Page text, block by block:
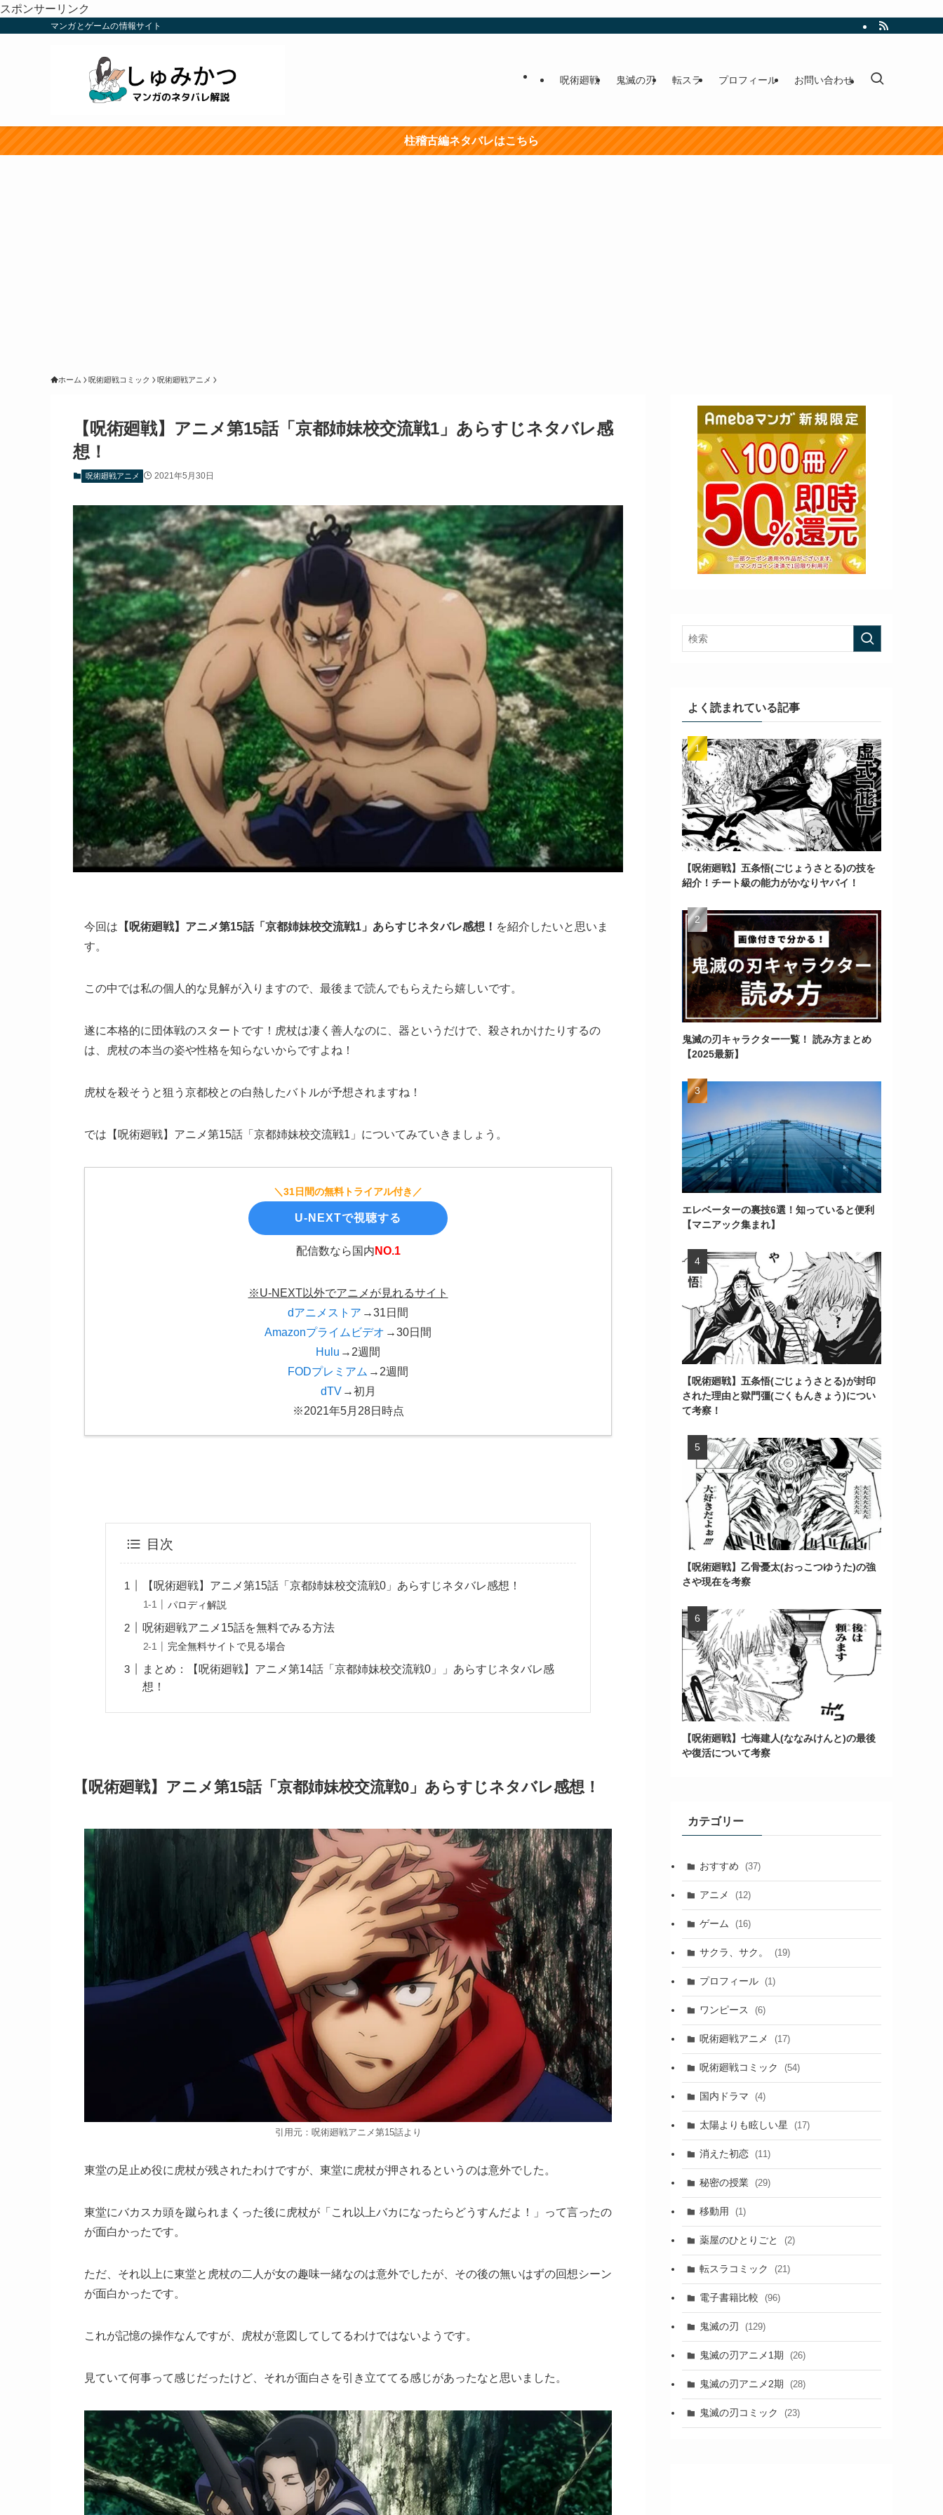
スポンサーリンク
マンガとゲームの情報サイト
呪術廻戦 鬼滅の刃 転スラ プロフィール お問い合わせ
柱稽古編ネタバレはこちら
ホーム 呪術廻戦コミック 呪術廻戦アニメ
【呪術廻戦】アニメ第15話「京都姉妹校交流戦1」あらすじネタバレ感
想！
呪術廻戦アニメ 2021年5月30日
今回は 【呪術廻戦】アニメ第15話「京都姉妹校交流戦1」あらすじネタバレ感想！ を紹介したいと思いま
す。
この中では私の個人的な見解が入りますので、最後まで読んでもらえたら嬉しいです。
遂に本格的に団体戦のスタートです！虎杖は凄く善人なのに、器というだけで、殺されかけたりするの
は、虎杖の本当の姿や性格を知らないからですよね！
虎杖を殺そうと狙う京都校との白熱したバトルが予想されますね！
では【呪術廻戦】アニメ第15話「京都姉妹校交流戦1」についてみていきましょう。
＼31日間の無料トライアル付き／
U-NEXTで視聴する
配信数なら国内 NO.1
※U-NEXT以外でアニメが見れるサイト
dアニメストア →31日間
Amazonプライムビデオ →30日間
Hulu →2週間
FODプレミアム →2週間
dTV →初月
※2021年5月28日時点
目次
【呪術廻戦】アニメ第15話「京都姉妹校交流戦0」あらすじネタバレ感想！
パロディ解説
呪術廻戦アニメ15話を無料でみる方法
完全無料サイトで見る場合
まとめ：【呪術廻戦】アニメ第14話「京都姉妹校交流戦0」」あらすじネタバレ感
想！
【呪術廻戦】アニメ第15話「京都姉妹校交流戦0」あらすじネタバレ感想！
引用元：呪術廻戦アニメ第15話より
東堂の足止め役に虎杖が残されたわけですが、東堂に虎杖が押されるというのは意外でした。
東堂にバカスカ頭を蹴られまくった後に虎杖が「これ以上バカになったらどうすんだよ！」って言ったの
が面白かったです。
ただ、それ以上に東堂と虎杖の二人が女の趣味一緒なのは意外でしたが、その後の無いはずの回想シーン
が面白かったです。
これが記憶の操作なんですが、虎杖が意図してしてるわけではないようです。
見ていて何事って感じだったけど、それが面白さを引き立ててる感じがあったなと思いました。
よく読まれている記事
【呪術廻戦】五条悟(ごじょうさとる)の技を
紹介！チート級の能力がかなりヤバイ！
鬼滅の刃キャラクター一覧！ 読み方まとめ
【2025最新】
エレベーターの裏技6選！知っていると便利
【マニアック集まれ】
【呪術廻戦】五条悟(ごじょうさとる)が封印
された理由と獄門彊(ごくもんきょう)につい
て考察！
【呪術廻戦】乙骨憂太(おっこつゆうた)の強
さや現在を考察
【呪術廻戦】七海建人(ななみけんと)の最後
や復活について考察
カテゴリー
おすすめ (37)
アニメ (12)
ゲーム (16)
サクラ、サク。 (19)
プロフィール (1)
ワンピース (6)
呪術廻戦アニメ (17)
呪術廻戦コミック (54)
国内ドラマ (4)
太陽よりも眩しい星 (17)
消えた初恋 (11)
秘密の授業 (29)
移動用 (1)
薬屋のひとりごと (2)
転スラコミック (21)
電子書籍比較 (96)
鬼滅の刃 (129)
鬼滅の刃アニメ1期 (26)
鬼滅の刃アニメ2期 (28)
鬼滅の刃コミック (23)